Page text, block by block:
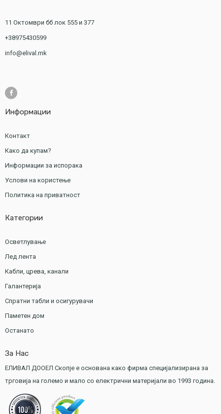
11 Октомври бб лок 555 и 377
+38975430599
info@elival.mk
Информации
Контакт
Како да купам?
Информации за испорака
Услови на користење
Политика на приватност
Категории
Осветлување
Лед лента
Кабли, црева, канали
Галантерија
Спратни табли и осигурувачи
Паметен дом
Останато
За Нас
ЕЛИВАЛ ДООЕЛ Скопје е основана како фирма специјализирана за
трговија на големо и мало со електрични материјали во 1993 година.